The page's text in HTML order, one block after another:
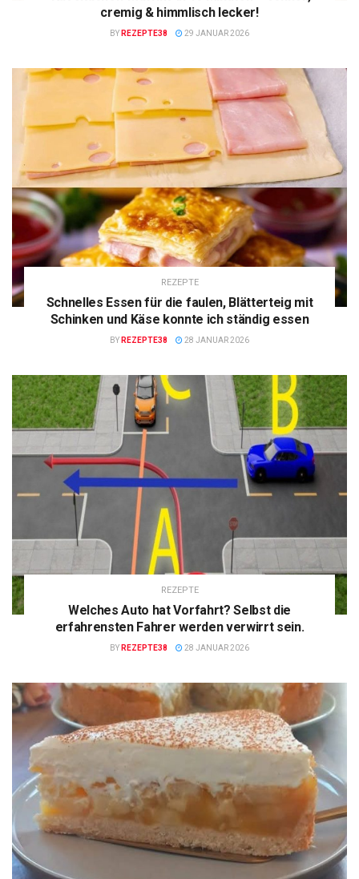
cremig & himmlisch lecker!
BY REZEPTE38 29 JANUAR 2026
REZEPTE
Schnelles Essen für die faulen, Blätterteig mit
Schinken und Käse konnte ich ständig essen
BY REZEPTE38 28 JANUAR 2026
REZEPTE
Welches Auto hat Vorfahrt? Selbst die
erfahrensten Fahrer werden verwirrt sein.
BY REZEPTE38 28 JANUAR 2026